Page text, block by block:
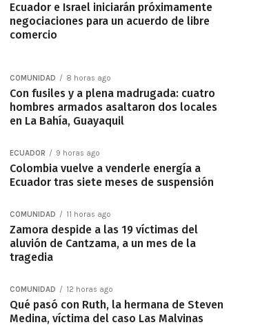
Ecuador e Israel iniciarán próximamente
negociaciones para un acuerdo de libre
comercio
COMUNIDAD 8 horas ago
Con fusiles y a plena madrugada: cuatro
hombres armados asaltaron dos locales
en La Bahía, Guayaquil
ECUADOR 9 horas ago
Colombia vuelve a venderle energía a
Ecuador tras siete meses de suspensión
COMUNIDAD 11 horas ago
Zamora despide a las 19 víctimas del
aluvión de Cantzama, a un mes de la
tragedia
COMUNIDAD 12 horas ago
Qué pasó con Ruth, la hermana de Steven
Medina, víctima del caso Las Malvinas